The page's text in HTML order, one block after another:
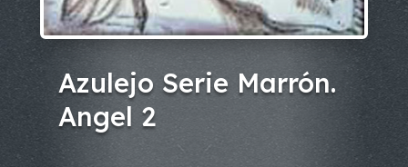
Azulejo Serie Marrón.
Angel 2